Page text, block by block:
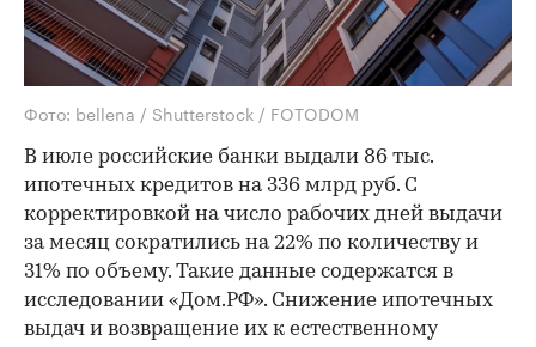
Фото: bellena / Shutterstock / FOTODOM
В июле российские банки выдали 86 тыс.
ипотечных кредитов на 336 млрд руб. С
корректировкой на число рабочих дней выдачи
за месяц сократились на 22% по количеству и
31% по объему. Такие данные содержатся в
исследовании «Дом.РФ». Снижение ипотечных
выдач и возвращение их к естественному